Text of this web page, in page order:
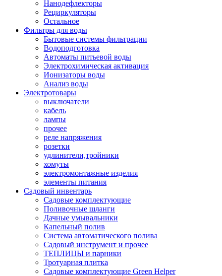
Нанодефлекторы
Рециркуляторы
Остальное
Фильтры для воды
Бытовые системы фильтрации
Водоподготовка
Автоматы питьевой воды
Электрохимическая активация
Ионизаторы воды
Анализ воды
Электротовары
выключатели
кабель
лампы
прочее
реле напряжения
розетки
удлинители,тройники
хомуты
электромонтажные изделия
элементы питания
Садовый инвентарь
Садовые комплектующие
Поливочные шланги
Дачные умывальники
Капельный полив
Система автоматического полива
Садовый инструмент и прочее
ТЕПЛИЦЫ и парники
Тротуарная плитка
Садовые комплектующие Green Helper